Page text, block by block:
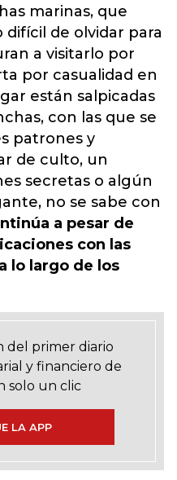
marinas, que
de olvidar para
a visitarlo por
por casualidad en
están salpicadas
con las que se
patrones y
de culto, un
secretas o algún
no se sabe con
a pesar de
con las
lo largo de los
del primer diario
y financiero de
solo un clic
LA APP